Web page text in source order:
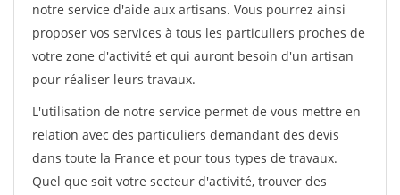
notre service d'aide aux artisans. Vous pourrez ainsi
proposer vos services à tous les particuliers proches de
votre zone d'activité et qui auront besoin d'un artisan
pour réaliser leurs travaux.
L'utilisation de notre service permet de vous mettre en
relation avec des particuliers demandant des devis
dans toute la France et pour tous types de travaux.
Quel que soit votre secteur d'activité, trouver des